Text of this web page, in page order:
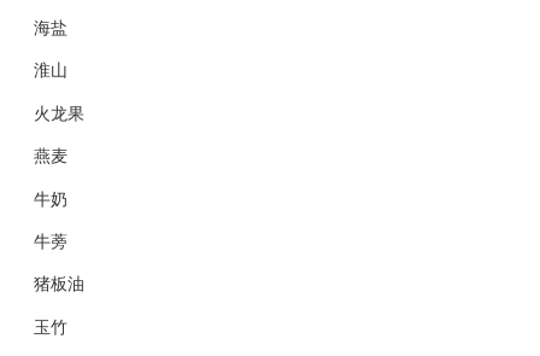
海盐
淮山
火龙果
燕麦
牛奶
牛蒡
猪板油
玉竹